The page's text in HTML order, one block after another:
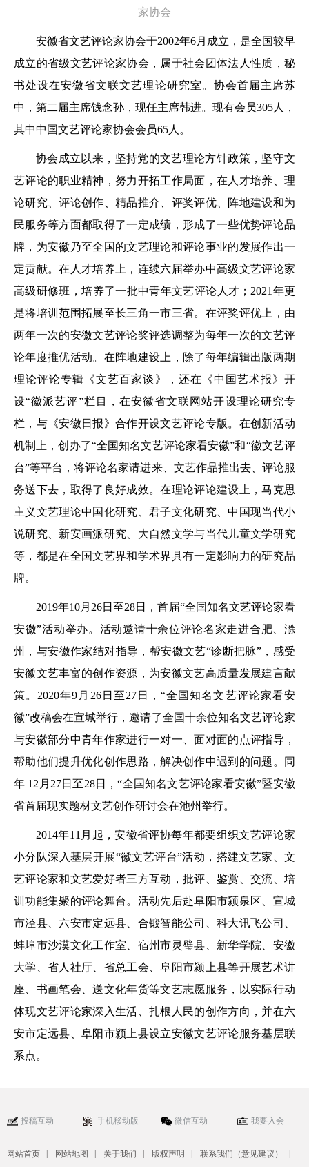
家协会
安徽省文艺评论家协会于2002年6月成立，是全国较早
成立的省级文艺评论家协会，属于社会团体法人性质，秘
书处设在安徽省文联文艺理论研究室。协会首届主席苏
中，第二届主席钱念孙，现任主席韩进。现有会员305人，
其中中国文艺评论家协会会员65人。
协会成立以来，坚持党的文艺理论方针政策，坚守文
艺评论的职业精神，努力开拓工作局面，在人才培养、理
论研究、评论创作、精品推介、评奖评优、阵地建设和为
民服务等方面都取得了一定成绩，形成了一些优势评论品
牌，为安徽乃至全国的文艺理论和评论事业的发展作出一
定贡献。在人才培养上，连续六届举办中高级文艺评论家
高级研修班，培养了一批中青年文艺评论人才；2021年更
是将培训范围拓展至长三角一市三省。在评奖评优上，由
两年一次的安徽文艺评论奖评选调整为每年一次的文艺评
论年度推优活动。在阵地建设上，除了每年编辑出版两期
理论评论专辑《文艺百家谈》，还在《中国艺术报》开
设“徽派艺评”栏目，在安徽省文联网站开设理论研究专
栏，与《安徽日报》合作开设文艺评论专版。在创新活动
机制上，创办了“全国知名文艺评论家看安徽”和“徽文艺评
台”等平台，将评论名家请进来、文艺作品推出去、评论服
务送下去，取得了良好成效。在理论评论建设上，马克思
主义文艺理论中国化研究、君子文化研究、中国现当代小
说研究、新安画派研究、大自然文学与当代儿童文学研究
等，都是在全国文艺界和学术界具有一定影响力的研究品
牌。
2019年10月26日至28日，首届“全国知名文艺评论家看
安徽”活动举办。活动邀请十余位评论名家走进合肥、滁
州，与安徽作家结对指导，帮安徽文艺“诊断把脉”，感受
安徽文艺丰富的创作资源，为安徽文艺高质量发展建言献
策。2020年9月26日至27日，“全国知名文艺评论家看安
徽”改稿会在宣城举行，邀请了全国十余位知名文艺评论家
与安徽部分中青年作家进行一对一、面对面的点评指导，
帮助他们提升优化创作思路，解决创作中遇到的问题。同
年 12月27日至28日，“全国知名文艺评论家看安徽”暨安徽
省首届现实题材文艺创作研讨会在池州举行。
2014年11月起，安徽省评协每年都要组织文艺评论家
小分队深入基层开展“徽文艺评台”活动，搭建文艺家、文
艺评论家和文艺爱好者三方互动，批评、鉴赏、交流、培
训功能集聚的评论舞台。活动先后赴阜阳市颍泉区、宣城
市泾县、六安市定远县、合锻智能公司、科大讯飞公司、
蚌埠市沙漠文化工作室、宿州市灵璧县、新华学院、安徽
大学、省人社厅、省总工会、阜阳市颍上县等开展艺术讲
座、书画笔会、送文化年货等文艺志愿服务，以实际行动
体现文艺评论家深入生活、扎根人民的创作方向，并在六
安市定远县、阜阳市颍上县设立安徽文艺评论服务基层联
系点。
投稿互动 手机移动版 微信互动 我要入会
网站首页 网站地图 关于我们 版权声明 联系我们（意见建议）